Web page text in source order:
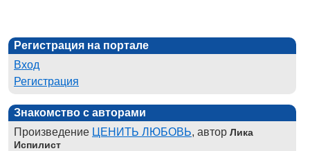
Регистрация на портале
Вход
Регистрация
Знакомство с авторами
Произведение ЦЕНИТЬ ЛЮБОВЬ, автор Лика
Испилист